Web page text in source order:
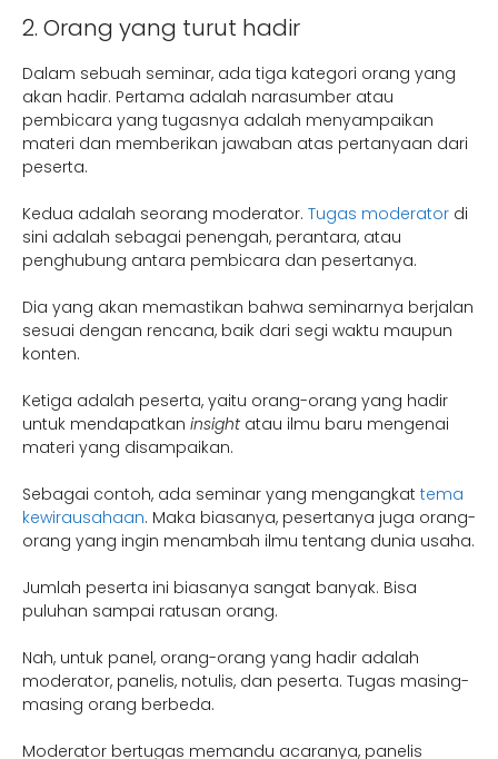
2. Orang yang turut hadir
Dalam sebuah seminar, ada tiga kategori orang yang
akan hadir. Pertama adalah narasumber atau
pembicara yang tugasnya adalah menyampaikan
materi dan memberikan jawaban atas pertanyaan dari
peserta.
Kedua adalah seorang moderator. Tugas moderator di
sini adalah sebagai penengah, perantara, atau
penghubung antara pembicara dan pesertanya.
Dia yang akan memastikan bahwa seminarnya berjalan
sesuai dengan rencana, baik dari segi waktu maupun
konten.
Ketiga adalah peserta, yaitu orang-orang yang hadir
untuk mendapatkan insight atau ilmu baru mengenai
materi yang disampaikan.
Sebagai contoh, ada seminar yang mengangkat tema
kewirausahaan. Maka biasanya, pesertanya juga orang-
orang yang ingin menambah ilmu tentang dunia usaha.
Jumlah peserta ini biasanya sangat banyak. Bisa
puluhan sampai ratusan orang.
Nah, untuk panel, orang-orang yang hadir adalah
moderator, panelis, notulis, dan peserta. Tugas masing-
masing orang berbeda.
Moderator bertugas memandu acaranya, panelis